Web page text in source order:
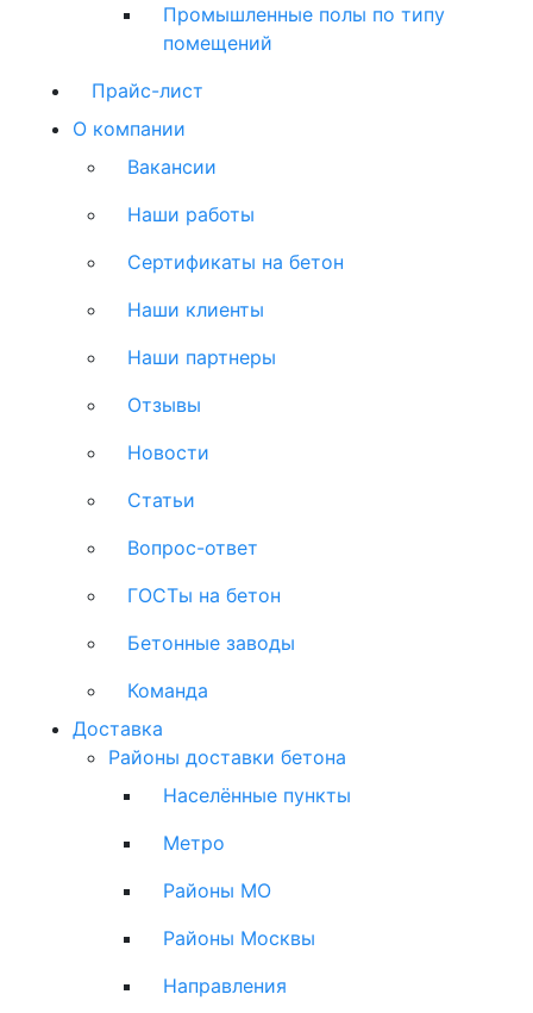
Промышленные полы по типу
помещений
Прайс-лист
О компании
Вакансии
Наши работы
Сертификаты на бетон
Наши клиенты
Наши партнеры
Отзывы
Новости
Статьи
Вопрос-ответ
ГОСТы на бетон
Бетонные заводы
Команда
Доставка
Районы доставки бетона
Населённые пункты
Метро
Районы МО
Районы Москвы
Направления